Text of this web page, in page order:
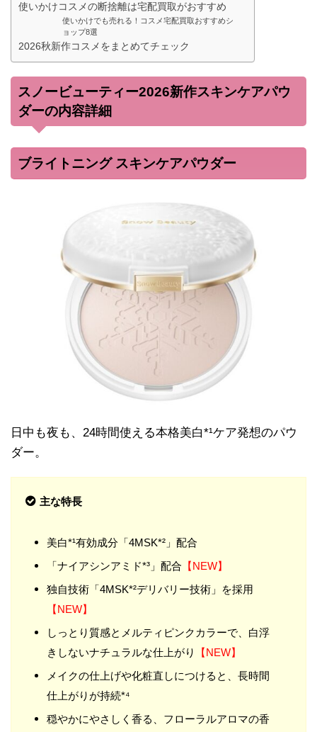
使いかけコスメの断捨離は宅配買取がおすすめ
使いかけでも売れる！コスメ宅配買取おすすめシ
ョップ8選
2026秋新作コスメをまとめてチェック
スノービューティー2026新作スキンケアパウ
ダーの内容詳細
ブライトニング スキンケアパウダー
日中も夜も、24時間使える本格美白*¹ケア発想のパウ
ダー。
主な特長
美白*¹有効成分「4MSK*²」配合
「ナイアシンアミド*³」配合 【NEW】
独自技術「4MSK*²デリバリー技術」を採用
【NEW】
しっとり質感とメルティピンクカラーで、白浮
きしないナチュラルな仕上がり
【NEW】
メイクの仕上げや化粧直しにつけると、長時間
仕上がりが持続*⁴
穏やかにやさしく香る、フローラルアロマの香